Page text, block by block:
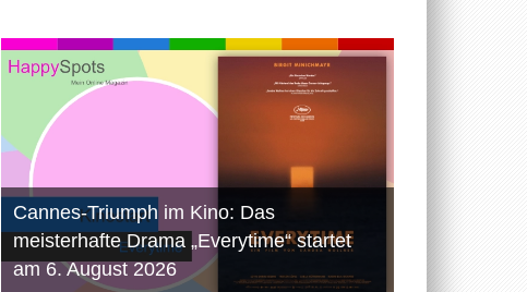
Cannes-Triumph im Kino: Das
meisterhafte Drama „Everytime“ startet
am 6. August 2026